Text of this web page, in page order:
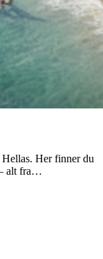
Her finner du
alt fra…